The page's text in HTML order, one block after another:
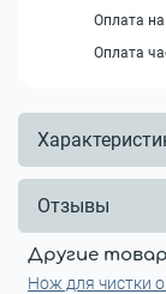
Оплата
Оплата
Отзывы
Другие
Нож для чистки